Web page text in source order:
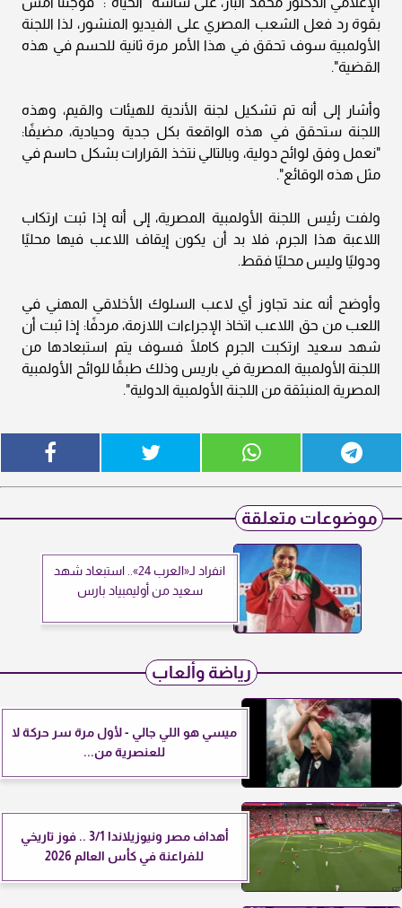
بقوة رد فعل الشعب المصري على الفيديو المنشور، لذا اللجنة
الأولمبية سوف تحقق في هذا الأمر مرة ثانية للحسم في هذه
القضية".
وأشار إلى أنه تم تشكيل لجنة الأندية للهيئات والقيم، وهذه
اللجنة ستحقق في هذه الواقعة بكل جدية وحيادية، مضيفًا:
"نعمل وفق لوائح دولية، وبالتالي نتخذ القرارات بشكل حاسم في
مثل هذه الوقائع".
ولفت رئيس اللجنة الأولمبية المصرية، إلى أنه إذا ثبت ارتكاب
اللاعبة هذا الجرم، فلا بد أن يكون إيقاف اللاعب فيها محليًا
ودوليًا وليس محليًا فقط.
وأوضح أنه عند تجاوز أي لاعب السلوك الأخلاقي المهني في
اللعب من حق اللاعب اتخاذ الإجراءات اللازمة، مردفًا: إذا ثبت أن
شهد سعيد ارتكبت الجرم كاملًا فسوف يتم استبعادها من
اللجنة الأولمبية المصرية في باريس وذلك طبقًا للوائح الأولمبية
المصرية المنبثقة من اللجنة الأولمبية الدولية".
موضوعات متعلقة
انفراد لـ«العرب 24».. استبعاد شهد
سعيد من أوليمبياد بارس
رياضة وألعاب
ميسي هو اللي جالي - لأول مرة سر حركة لا
للعنصرية من...
أهداف مصر ونيوزيلاندا 3/1 .. فوز تاريخي
للفراعنة في كأس العالم 2026